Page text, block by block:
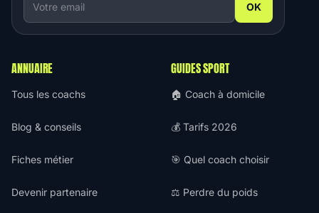
OK
ANNUAIRE
Tous les coachs
Blog & conseils
Fiches métier
Devenir partenaire
GUIDES SPORT
🏠 Coach à domicile
💰 Tarifs 2026
🎯 Quel coach choisir
⚖️ Perdre du poids